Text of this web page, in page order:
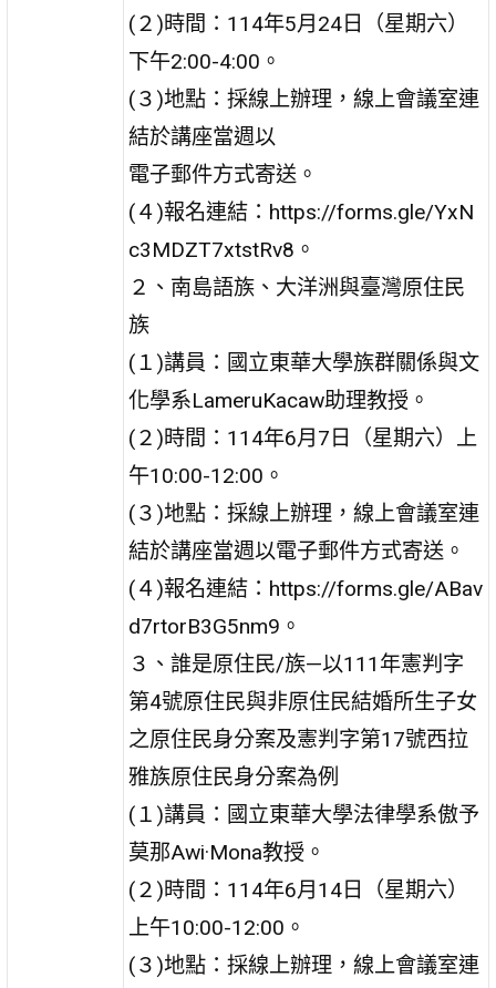
(２)時間：114年5月24日（星期六）
下午2:00-4:00。
(３)地點：採線上辦理，線上會議室連
結於講座當週以
電子郵件方式寄送。
(４)報名連結：https://forms.gle/YxN
c3MDZT7xtstRv8。
２、南島語族、大洋洲與臺灣原住民
族
(１)講員：國立東華大學族群關係與文
化學系LameruKacaw助理教授。
(２)時間：114年6月7日（星期六）上
午10:00-12:00。
(３)地點：採線上辦理，線上會議室連
結於講座當週以電子郵件方式寄送。
(４)報名連結：https://forms.gle/ABav
d7rtorB3G5nm9。
３、誰是原住民/族—以111年憲判字
第4號原住民與非原住民結婚所生子女
之原住民身分案及憲判字第17號西拉
雅族原住民身分案為例
(１)講員：國立東華大學法律學系傲予
莫那Awi·Mona教授。
(２)時間：114年6月14日（星期六）
上午10:00-12:00。
(３)地點：採線上辦理，線上會議室連